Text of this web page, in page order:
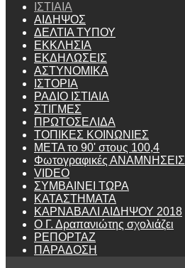
ΙΣΤΙΑΙΑ
ΑΙΔΗΨΟΣ
ΔΕΛΤΙΑ ΤΥΠΟΥ
ΕΚΚΛΗΣΙΑ
ΕΚΔΗΛΩΣΕΙΣ
ΑΣΤΥΝΟΜΙΚΑ
ΙΣΤΟΡΙΑ
ΡΑΔΙΟ ΙΣΤΙΑΙΑ
ΣΤΙΓΜΕΣ
ΠΡΩΤΟΣΕΛΙΔΑ
ΤΟΠΙΚΕΣ ΚΟΙΝΩΝΙΕΣ
ΜΕΤΑ το 90' στους 100,4
Φωτογραφικές ΑΝΑΜΝΗΣΕΙΣ
VIDEO
ΣΥΜΒΑΙΝΕΙ ΤΩΡΑ
ΚΑΤΑΣΤΗΜΑΤΑ
ΚΑΡΝΑΒΑΛΙ ΑΙΔΗΨΟΥ 2018
Ο Γ. Δραπανιώτης σχολιάζει
ΡΕΠΟΡΤΑΖ
ΠΑΡΑΔΟΣΗ